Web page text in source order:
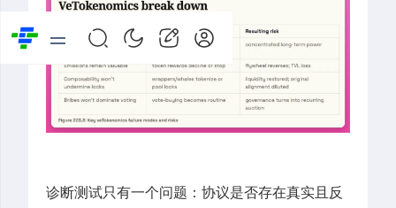
诊断测试只有一个问题： 协议是否存在真实且反